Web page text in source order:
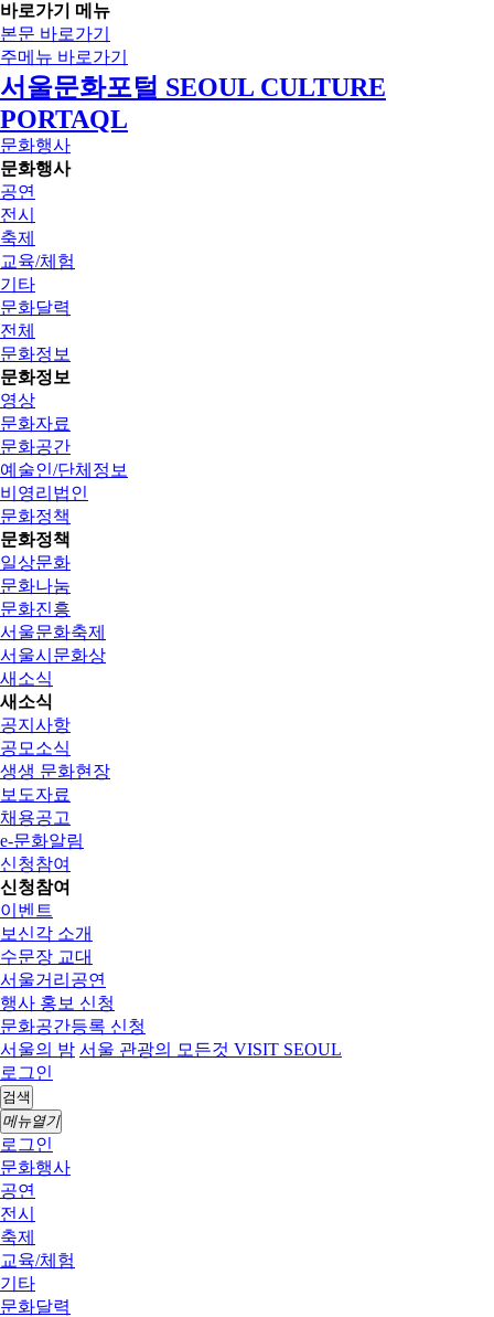
바로가기 메뉴
본문 바로가기
주메뉴 바로가기
서울문화포털 SEOUL CULTURE
PORTAQL
문화행사
문화행사
공연
전시
축제
교육/체험
기타
문화달력
전체
문화정보
문화정보
영상
문화자료
문화공간
예술인/단체정보
비영리법인
문화정책
문화정책
일상문화
문화나눔
문화진흥
서울문화축제
서울시문화상
새소식
새소식
공지사항
공모소식
생생 문화현장
보도자료
채용공고
e-문화알림
신청참여
신청참여
이벤트
보신각 소개
수문장 교대
서울거리공연
행사 홍보 신청
문화공간등록 신청
서울의 밤 서울 관광의 모든것 VISIT SEOUL
로그인
검색
메뉴열기
로그인
문화행사
공연
전시
축제
교육/체험
기타
문화달력